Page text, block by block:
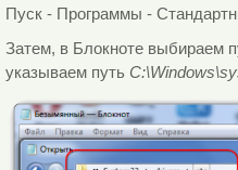
Пуск - Программы -
Затем, в Блокноте выбираем
указываем путь